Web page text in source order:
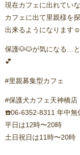
現在カフェに出れてい
カフェに出て里親様を
出来るようになります☺️
保護🐶🐱が気になる…
💕︎
#里親募集型カフェ
#保護犬カフェ天神橋店
☎️06-6352-8311 年中無
平日は12時〜20時
土日祝日は11時〜20時